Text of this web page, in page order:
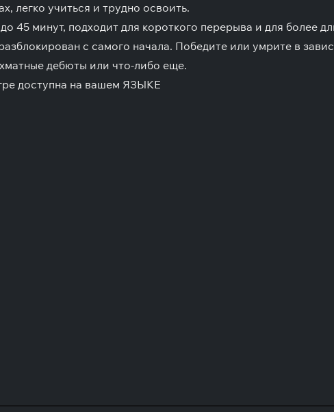
легко учиться и трудно освоить.
45 минут, подходит для короткого перерыва и для более
с самого начала. Победите или умрите в
дебюты или что-либо еще.
доступна на вашем ЯЗЫКЕ